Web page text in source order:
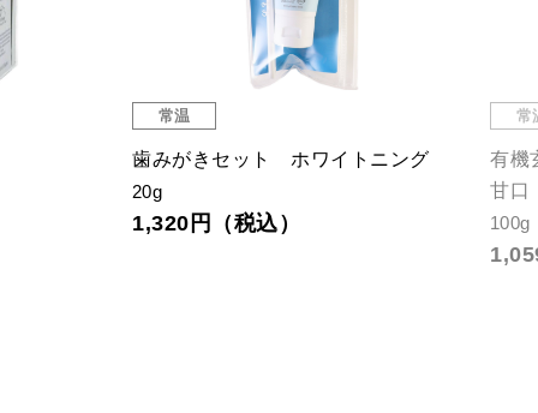
常温
歯みがきセット ホワイトニング
20g
1,320円（税込）
常
有機
甘口
100g